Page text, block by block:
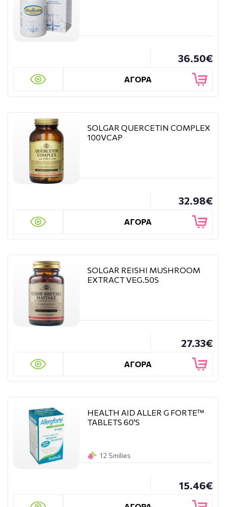
36.50€
ΑΓΟΡΑ
SOLGAR QUERCETIN COMPLEX
100VCAP
32.98€
ΑΓΟΡΑ
SOLGAR REISHI MUSHROOM
EXTRACT VEG.50S
27.33€
ΑΓΟΡΑ
HEALTH AID ALLER G FORTE™
TABLETS 60'S
12 Smilies
15.46€